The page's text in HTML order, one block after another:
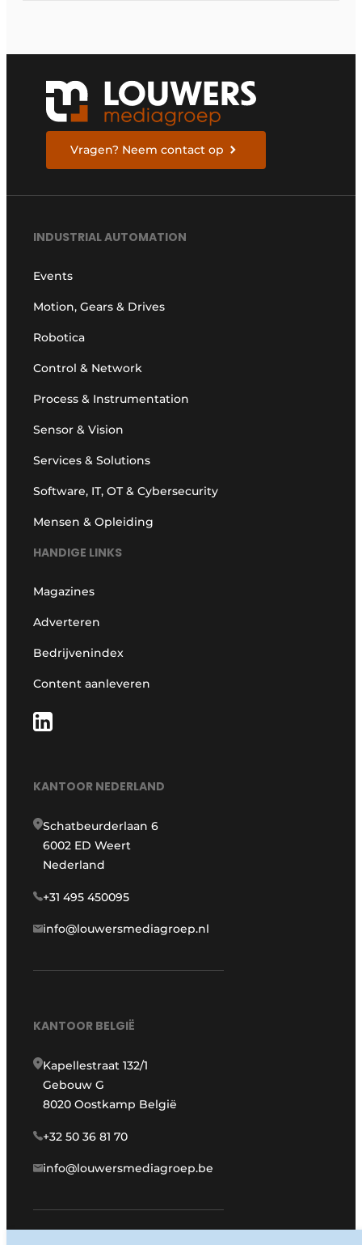
Vragen? Neem contact op
INDUSTRIAL AUTOMATION
Events
Motion, Gears & Drives
Robotica
Control & Network
Process & Instrumentation
Sensor & Vision
Services & Solutions
Software, IT, OT & Cybersecurity
Mensen & Opleiding
HANDIGE LINKS
Magazines
Adverteren
Bedrijvenindex
Content aanleveren
KANTOOR NEDERLAND
Schatbeurderlaan 6
6002 ED Weert
Nederland
+31 495 450095
info@louwersmediagroep.nl
KANTOOR BELGIË
Kapellestraat 132/1
Gebouw G
8020 Oostkamp België
+32 50 36 81 70
info@louwersmediagroep.be